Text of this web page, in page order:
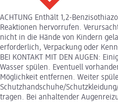
ACHTUNG Enthält 1,2-
Reaktionen hervorrufen.
nicht in die Hände von Kindern
erforderlich, Verpackung oder
BEI KONTAKT MIT DEN AUGEN:
Wasser spülen. Eventuell
Möglichkeit entfernen. Weiter
Schutzhandschuhe/
tragen. Bei anhaltender